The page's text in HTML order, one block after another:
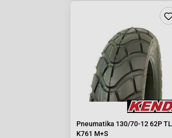
Pneumatika 130/70-12 62P TL
K761 M+S